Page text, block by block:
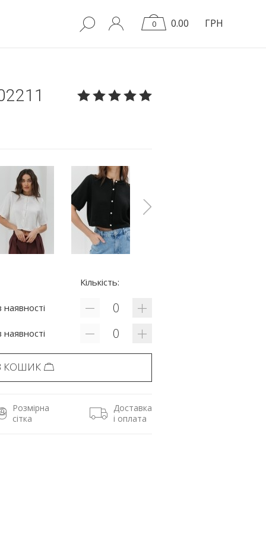
0 0.00 ГРН
Кількість:
КОШИК
Розмірна
сітка
Доставка
і оплата